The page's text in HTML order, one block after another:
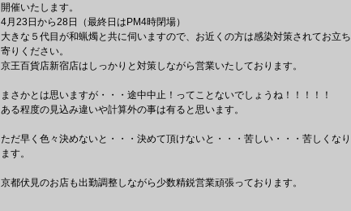
開催いたします。
4月23日から28日（最終日はPM4時閉場）
大きな５代目が和蝋燭と共に伺いますので、お近くの方は感染対策されてお立ち
寄りください。
京王百貨店新宿店はしっかりと対策しながら営業いたしております。
まさかとは思いますが・・・途中中止！ってことないでしょうね！！！！！
ある程度の見込み違いや計算外の事は有ると思います。
ただ早く色々決めないと・・・決めて頂けないと・・・苦しい・・・苦しくなり
ます。
京都伏見のお店も出勤調整しながら少数精鋭営業頑張っております。